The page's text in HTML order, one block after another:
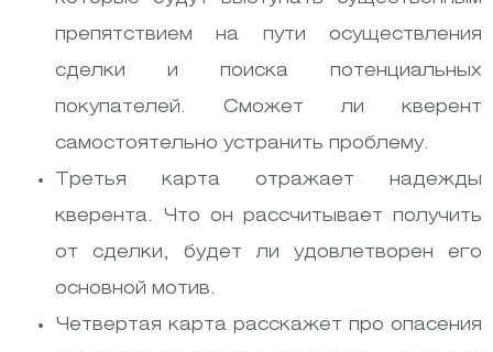
препятствием на пути осуществления
сделки и поиска потенциальных
покупателей. Сможет ли кверент
самостоятельно устранить проблему.
Третья карта отражает надежды
кверента. Что он рассчитывает получить
от сделки, будет ли удовлетворен его
основной мотив.
Четвертая карта расскажет про опасения